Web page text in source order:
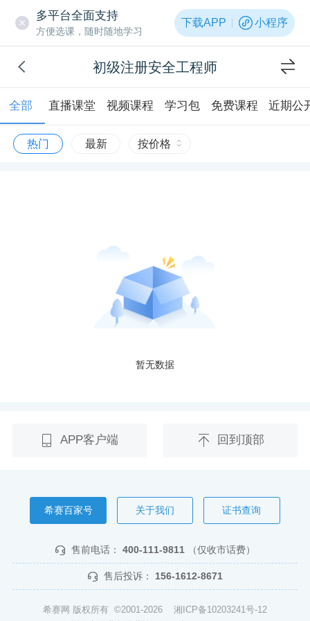
多平台全面支持
方便选课，随时随地学习
下载APP 小程序
初级注册安全工程师
全部 直播课堂 视频课程 学习包 免费课程 近期公
热门 最新 按价格
暂无数据
APP客户端 回到顶部
希赛百家号 关于我们 证书查询
售前电话： 400-111-9811 （仅收市话费）
售后投诉： 156-1612-8671
希赛网 版权所有 ©2001-2026 湘ICP备10203241号-12